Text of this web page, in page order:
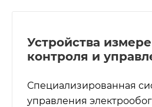
Устройства
контроля и
Специализированная
управления